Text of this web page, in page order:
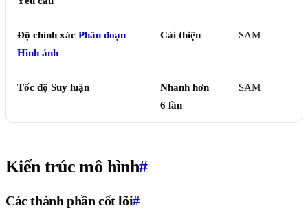
Độ chính xác Phân đoạn
Hình ảnh
Cải thiện SAM
Tốc độ Suy luận
Nhanh hơn
6 lần
SAM
Kiến trúc mô hình#
Các thành phần cốt lõi#